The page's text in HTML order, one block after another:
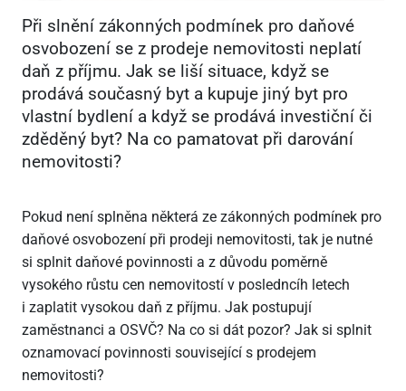
Při slnění zákonných podmínek pro daňové
osvobození se z prodeje nemovitosti neplatí
daň z příjmu. Jak se liší situace, když se
prodává současný byt a kupuje jiný byt pro
vlastní bydlení a když se prodává investiční či
zděděný byt? Na co pamatovat při darování
nemovitosti?
Pokud není splněna některá ze zákonných podmínek pro
daňové osvobození při prodeji nemovitosti, tak je nutné
si splnit daňové povinnosti a z důvodu poměrně
vysokého růstu cen nemovitostí v posledncíh letech
i zaplatit vysokou daň z příjmu. Jak postupují
zaměstnanci a OSVČ? Na co si dát pozor? Jak si splnit
oznamovací povinnosti související s prodejem
nemovitosti?